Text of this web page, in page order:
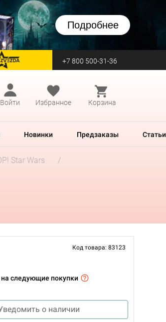
Подробнее
перейти на Zvezda +7 800 500-31-36
Войти
Избранное Корзина
Новинки Предзаказы Статьи
Star Wars
Код товара: 83123
на следующие покупки
о наличии